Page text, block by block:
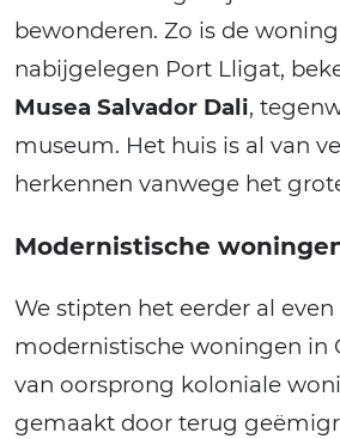
bewonderen. Zo is de
nabijgelegen Port Lligat,
Musea Salvador Dali,
museum. Het huis is al van
herkennen vanwege het
Modernistische
We stipten het eerder al even
modernistische woningen in
van oorsprong koloniale
gemaakt door terug